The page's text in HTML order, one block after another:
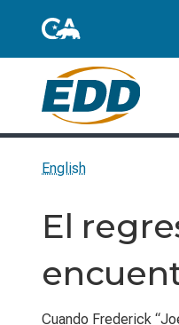
English
El
Cuando Frederick